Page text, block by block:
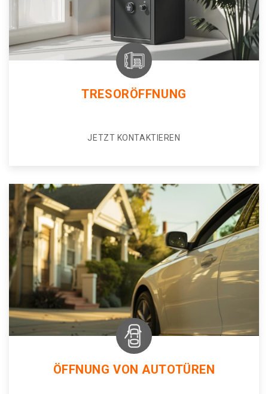
TRESORÖFFNUNG
JETZT KONTAKTIEREN
ÖFFNUNG VON AUTOTÜREN